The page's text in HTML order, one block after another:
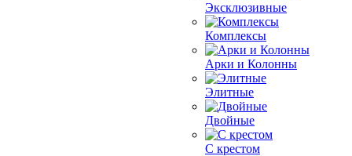
Эксклюзивные
Комплексы
Арки и Колонны
Элитные
Двойные
С крестом